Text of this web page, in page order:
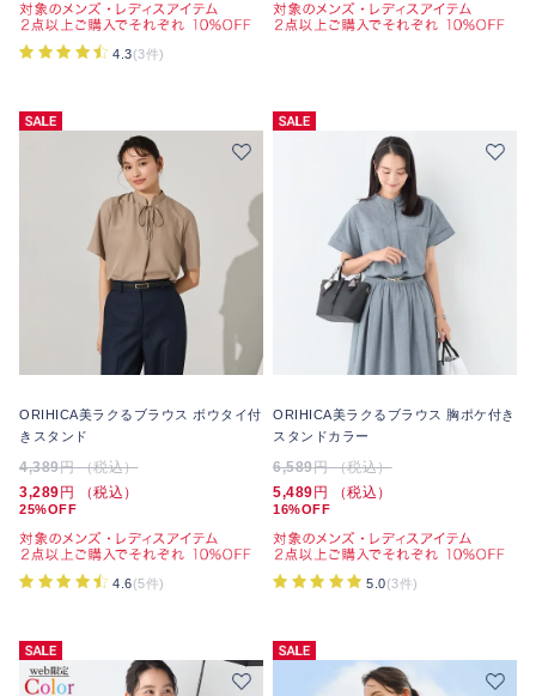
4.3(3件)
ORIHICA美ラクるブラウス ボウタイ付
きスタンド
4,389円 （税込）
3,289 円 （税込）
25%OFF
4.6(5件)
ORIHICA美ラクるブラウス 胸ポケ付き
スタンドカラー
6,589円 （税込）
5,489 円 （税込）
16%OFF
5.0(3件)